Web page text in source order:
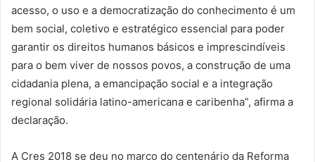
acesso, o uso e a democratização do conhecimento é um
bem social, coletivo e estratégico essencial para poder
garantir os direitos humanos básicos e imprescindíveis
para o bem viver de nossos povos, a construção de uma
cidadania plena, a emancipação social e a integração
regional solidária latino-americana e caribenha”, afirma a
declaração.
A Cres 2018 se deu no marco do centenário da Reforma